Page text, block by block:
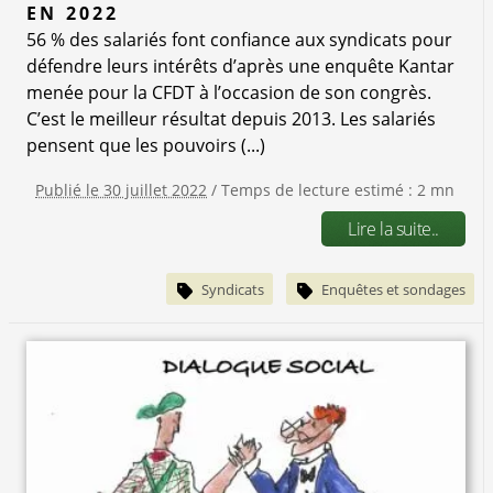
EN 2022
56 % des salariés font confiance aux syndicats pour
défendre leurs intérêts d’après une enquête Kantar
menée pour la CFDT à l’occasion de son congrès.
C’est le meilleur résultat depuis 2013. Les salariés
pensent que les pouvoirs (...)
Publié le 30 juillet 2022 / Temps de lecture estimé : 2 mn
Lire la suite..
Syndicats Enquêtes et sondages